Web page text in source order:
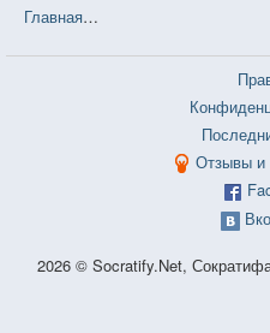
Главная
Отзывы и
2026 © Socratify.Net,